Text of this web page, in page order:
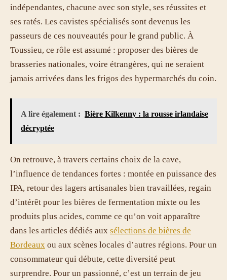
indépendantes, chacune avec son style, ses réussites et
ses ratés. Les cavistes spécialisés sont devenus les
passeurs de ces nouveautés pour le grand public. À
Toussieu, ce rôle est assumé : proposer des bières de
brasseries nationales, voire étrangères, qui ne seraient
jamais arrivées dans les frigos des hypermarchés du coin.
A lire également : Bière Kilkenny : la rousse irlandaise
décryptée
On retrouve, à travers certains choix de la cave,
l’influence de tendances fortes : montée en puissance des
IPA, retour des lagers artisanales bien travaillées, regain
d’intérêt pour les bières de fermentation mixte ou les
produits plus acides, comme ce qu’on voit apparaître
dans les articles dédiés aux sélections de bières de
Bordeaux ou aux scènes locales d’autres régions. Pour un
consommateur qui débute, cette diversité peut
surprendre. Pour un passionné, c’est un terrain de jeu